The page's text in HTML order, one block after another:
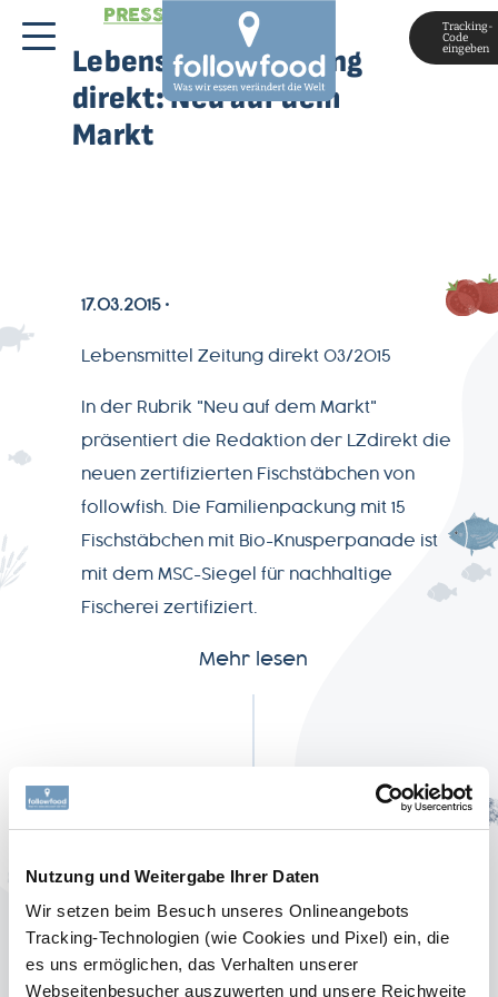
Nutzung und Weitergabe Ihrer Daten
Wir setzen beim Besuch unseres Onlineangebots
Tracking-Technologien (wie Cookies und Pixel) ein, die
es uns ermöglichen, das Verhalten unserer
Webseitenbesucher auszuwerten und unsere Reichweite
Tracking-
Code
eingeben
ÜBER
PRODUKTWELT
SERVICE
2890-
0
PRESSESTIMMEN
Lebensmittel Zeitung
direkt: Neu auf dem
Markt
17.03.2015
Lebensmittel Zeitung direkt 03/2015
In der Rubrik "Neu auf dem Markt"
präsentiert die Redaktion der LZdirekt die
neuen zertifizierten Fischstäbchen von
followfish. Die Familienpackung mit 15
Fischstäbchen mit Bio-Knusperpanade ist
mit dem MSC-Siegel für nachhaltige
Fischerei zertifiziert.
Mehr lesen
DIE BEWEGUNG